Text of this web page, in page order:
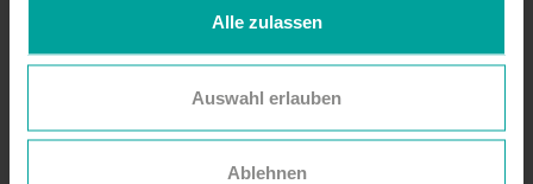
Alle zulassen
Auswahl erlauben
Ablehnen